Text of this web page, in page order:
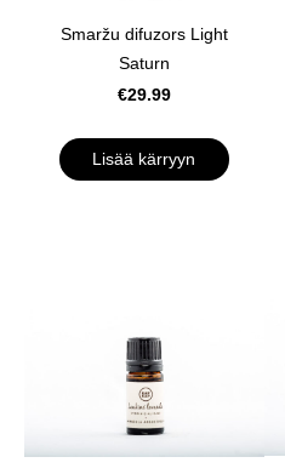
Smaržu difuzors Light
Saturn
€29.99
Lisää kärryyn